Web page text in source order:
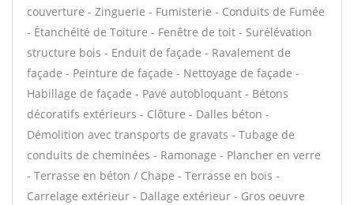
couverture - Zinguerie - Fumisterie - Conduits de Fumée
- Étanchéité de Toiture - Fenêtre de toit - Surélévation
structure bois - Enduit de façade - Ravalement de
façade - Peinture de façade - Nettoyage de façade -
Habillage de façade - Pavé autobloquant - Bétons
décoratifs extérieurs - Clôture - Dalles béton -
Démolition avec transports de gravats - Tubage de
conduits de cheminées - Ramonage - Plancher en verre
- Terrasse en béton / Chape - Terrasse en bois -
Carrelage extérieur - Dallage extérieur - Gros oeuvre